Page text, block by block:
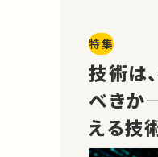
特集
技術は
べきか
える技